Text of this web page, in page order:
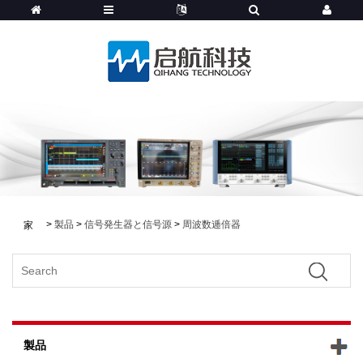
家 > 製品 > 信号発生器と信号源 > 周波数逓倍器
製品